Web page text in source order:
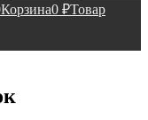
Корзина0 ₽Товар